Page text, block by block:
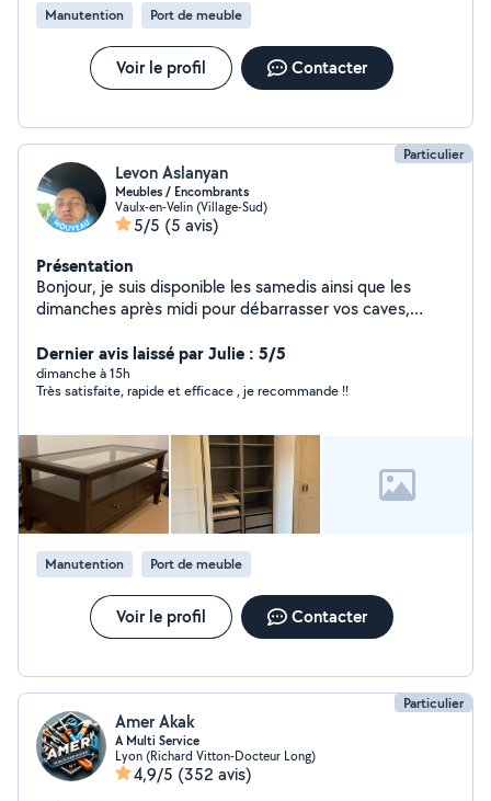
Manutention Port de meuble
Voir le profil Contacter
Particulier
Levon Aslanyan
Meubles / Encombrants
Vaulx-en-Velin (Village-Sud)
5/5 (5 avis)
Présentation
Bonjour, je suis disponible les samedis ainsi que les
dimanches après midi pour débarrasser vos caves,
monter des meubles en kit hors cuisine.
Dernier avis laissé par Julie : 5/5
dimanche à 15h
Très satisfaite, rapide et efficace , je recommande !!
Manutention Port de meuble
Voir le profil Contacter
Particulier
Amer Akak
A Multi Service
Lyon (Richard Vitton-Docteur Long)
4,9/5 (352 avis)